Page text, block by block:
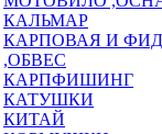
КАЛЬМАР
КАРПОВАЯ И
,ОБВЕС
КАРПФИШИНГ
КАТУШКИ
КИТАЙ